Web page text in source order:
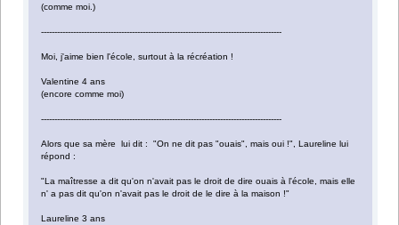
(comme moi.)
------------------------------------------------------------------------------------------
Moi, j'aime bien l'école, surtout à la récréation !
Valentine 4 ans
(encore comme moi)
------------------------------------------------------------------------------------------
Alors que sa mère lui dit : "On ne dit pas "ouais", mais oui !", Laureline lui
répond :
"La maîtresse a dit qu'on n'avait pas le droit de dire ouais à l'école, mais elle
n' a pas dit qu'on n'avait pas le droit de le dire à la maison !"
Laureline 3 ans